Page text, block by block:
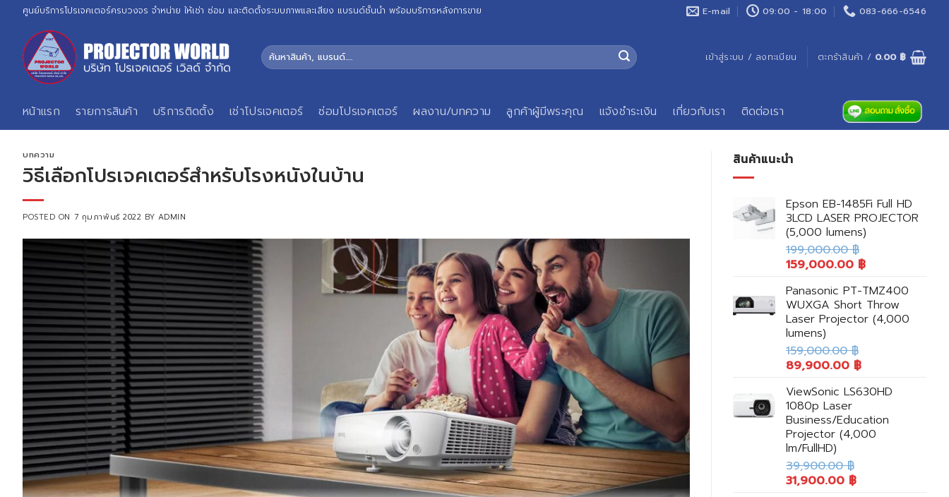
content
ศูนย์บริการโปรเจคเตอร์ครบวงจร จำหน่าย ให้เช่า ซ่อม และติดตั้งระบบภาพและเสียง แบรนด์ชั้นนำ พร้อมบริการหลังการขาย E-mail 09:00 - 18:00 083-666-6546
ค้นหา: เข้าสู่ระบบ / ลงทะเบียน ตะกร้าสินค้า / 0.00 ฿
หน้าแรก รายการสินค้า บริการติดตั้ง เช่าโปรเจคเตอร์ ซ่อมโปรเจคเตอร์ ผลงาน/บทความ ลูกค้าผู้มีพระคุณ แจ้งชำระเงิน เกี่ยวกับเรา ติดต่อเรา
บทความ
วิธีเลือกโปรเจคเตอร์สำหรับโรงหนังในบ้าน
POSTED ON 7 กุมภาพันธ์ 2022 BY ADMIN
สินค้าแนะนำ
Epson EB-1485Fi Full HD
3LCD LASER PROJECTOR
(5,000 lumens)
199,000.00฿
159,000.00 ฿
Panasonic PT-TMZ400
WUXGA Short Throw
Laser Projector (4,000
lumens)
159,000.00฿
89,900.00 ฿
ViewSonic LS630HD
1080p Laser
Business/Education
Projector (4,000
lm/FullHD)
39,900.00฿
31,900.00 ฿